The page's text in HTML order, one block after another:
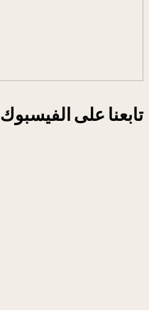
تابعنا على الفيسبوك